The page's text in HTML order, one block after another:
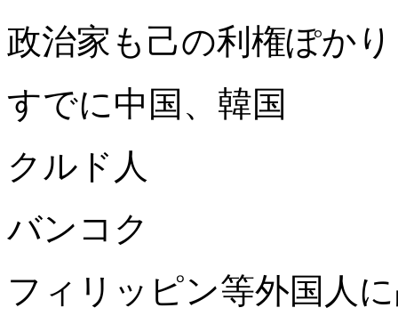
政治家も己の利権ぽかり
すでに中国、韓国
クルド人
バンコク
フィリッピン等外国人